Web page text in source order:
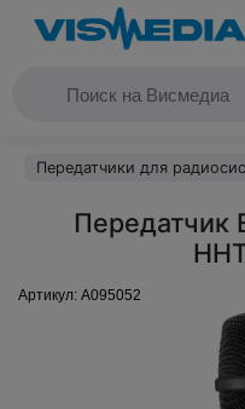
Передатчики для
Передатчик
Артикул: A095052